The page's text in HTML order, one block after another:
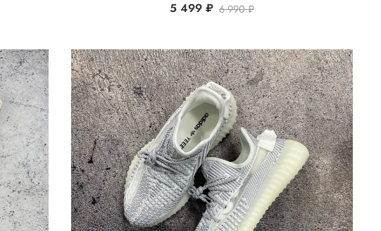
5 499 ₽ 6 990 ₽